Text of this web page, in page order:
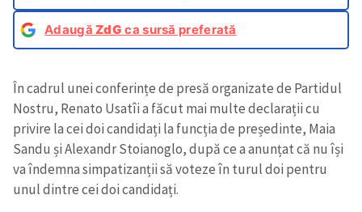
AdaugăZdG ca sursă preferată
În cadrul unei conferințe de presă organizate de Partidul
Nostru, Renato Usatîi a făcut mai multe declarații cu
privire la cei doi candidați la funcția de președinte, Maia
Sandu și Alexandr Stoianoglo, după ce a anunțat că nu își
va îndemna simpatizanții să voteze în turul doi pentru
unul dintre cei doi candidați.